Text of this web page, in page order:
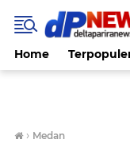
Home
› Medan